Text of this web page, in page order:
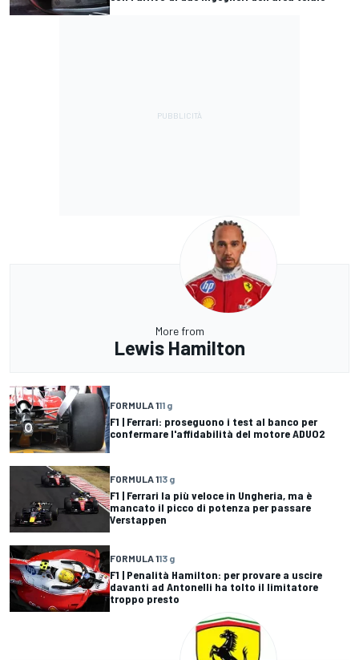
More from
Lewis Hamilton
FORMULA 111 g
F1 | Ferrari: proseguono i test al banco per
confermare l'affidabilità del motore ADUO2
FORMULA 113 g
F1 | Ferrari la più veloce in Ungheria, ma è
mancato il picco di potenza per passare
Verstappen
FORMULA 113 g
F1 | Penalità Hamilton: per provare a uscire
davanti ad Antonelli ha tolto il limitatore
troppo presto